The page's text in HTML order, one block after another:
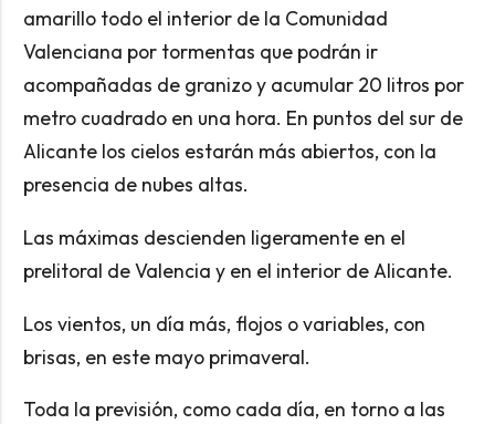
amarillo todo el interior de la Comunidad
Valenciana por tormentas que podrán ir
acompañadas de granizo y acumular 20 litros por
metro cuadrado en una hora. En puntos del sur de
Alicante los cielos estarán más abiertos, con la
presencia de nubes altas.
Las máximas descienden ligeramente en el
prelitoral de Valencia y en el interior de Alicante.
Los vientos, un día más, flojos o variables, con
brisas, en este mayo primaveral.
Toda la previsión, como cada día, en torno a las